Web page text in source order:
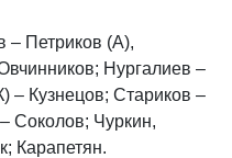
– Петриков (А),
Нургалиев –
– Кузнецов; Стариков –
Соколов; Чуркин,
Карапетян.